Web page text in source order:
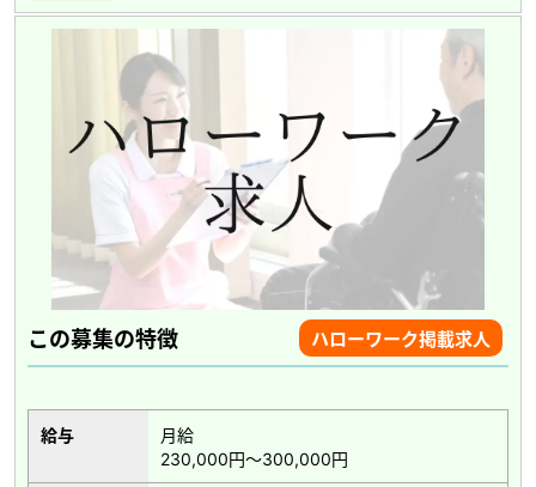
この募集の特徴 ハローワーク掲載求人
給与
月給
230,000円～300,000円